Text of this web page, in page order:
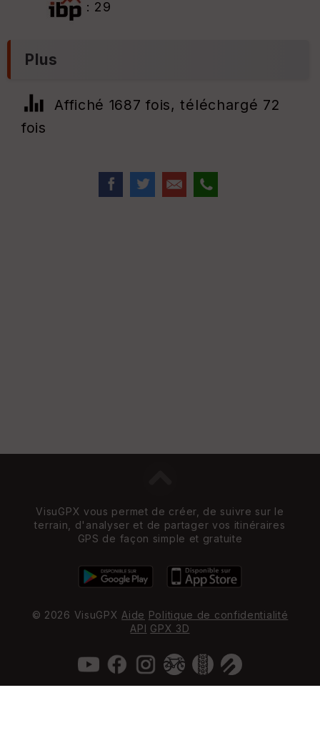
: 29
Plus
Affiché 1687 fois, téléchargé 72
fois
VisuGPX vous permet de créer, de suivre sur le
terrain, d'analyser et de partager vos itinéraires
GPS de façon simple et gratuite
© 2026 VisuGPX Aide Politique de confidentialité
API GPX 3D